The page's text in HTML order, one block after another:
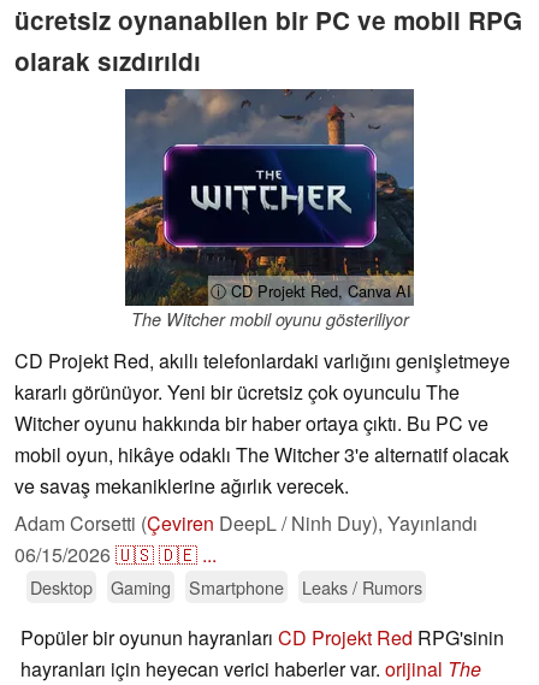
ücretsiz oynanabilen bir PC ve mobil RPG
olarak sızdırıldı
ⓘ CD Projekt Red, Canva AI
The Witcher mobil oyunu gösteriliyor
CD Projekt Red, akıllı telefonlardaki varlığını genişletmeye
kararlı görünüyor. Yeni bir ücretsiz çok oyunculu The
Witcher oyunu hakkında bir haber ortaya çıktı. Bu PC ve
mobil oyun, hikâye odaklı The Witcher 3'e alternatif olacak
ve savaş mekaniklerine ağırlık verecek.
Adam Corsetti (Çeviren DeepL / Ninh Duy), Yayınlandı
06/15/2026🇺🇸🇩🇪 ...
Desktop Gaming Smartphone Leaks / Rumors
Popüler bir oyunun hayranları CD Projekt Red RPG'sinin
hayranları için heyecan verici haberler var. orijinal The